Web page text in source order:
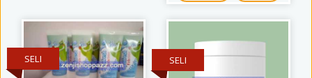
SELI SELI